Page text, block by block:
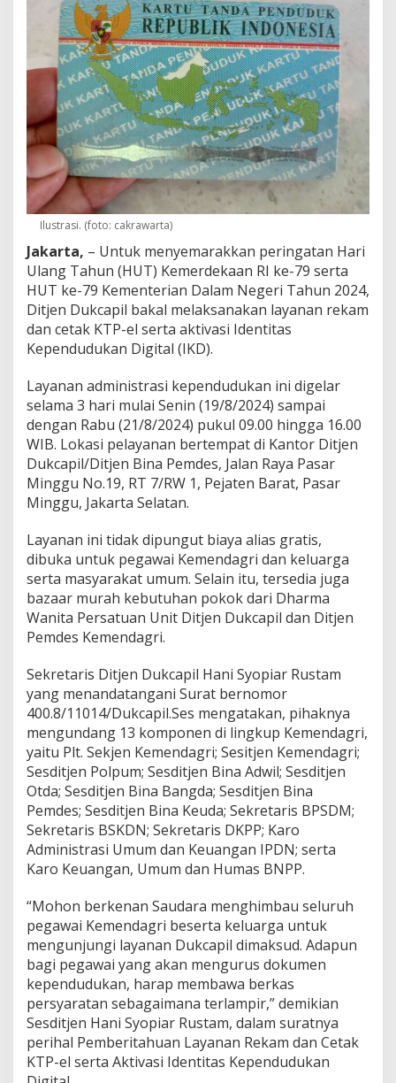
,
K
e
m
e
n
d
a
g
r
i
B
k
a
L
a
y
a
n
a
n
R
k
a
m
C
e
t
a
k
T
P
-
e
l
d
n
k
t
i
v
a
s
i
I
K
D
Ilustrasi. (foto: cakrawarta)
Jakarta, – Untuk menyemarakkan peringatan Hari
Ulang Tahun (HUT) Kemerdekaan RI ke-79 serta
HUT ke-79 Kementerian Dalam Negeri Tahun 2024,
Ditjen Dukcapil bakal melaksanakan layanan rekam
dan cetak KTP-el serta aktivasi Identitas
Kependudukan Digital (IKD).
Layanan administrasi kependudukan ini digelar
selama 3 hari mulai Senin (19/8/2024) sampai
dengan Rabu (21/8/2024) pukul 09.00 hingga 16.00
WIB. Lokasi pelayanan bertempat di Kantor Ditjen
Dukcapil/Ditjen Bina Pemdes, Jalan Raya Pasar
Minggu No.19, RT 7/RW 1, Pejaten Barat, Pasar
Minggu, Jakarta Selatan.
Layanan ini tidak dipungut biaya alias gratis,
dibuka untuk pegawai Kemendagri dan keluarga
serta masyarakat umum. Selain itu, tersedia juga
bazaar murah kebutuhan pokok dari Dharma
Wanita Persatuan Unit Ditjen Dukcapil dan Ditjen
Pemdes Kemendagri.
Sekretaris Ditjen Dukcapil Hani Syopiar Rustam
yang menandatangani Surat bernomor
400.8/11014/Dukcapil.Ses mengatakan, pihaknya
mengundang 13 komponen di lingkup Kemendagri,
yaitu Plt. Sekjen Kemendagri; Sesitjen Kemendagri;
Sesditjen Polpum; Sesditjen Bina Adwil; Sesditjen
Otda; Sesditjen Bina Bangda; Sesditjen Bina
Pemdes; Sesditjen Bina Keuda; Sekretaris BPSDM;
Sekretaris BSKDN; Sekretaris DKPP; Karo
Administrasi Umum dan Keuangan IPDN; serta
Karo Keuangan, Umum dan Humas BNPP.
“Mohon berkenan Saudara menghimbau seluruh
pegawai Kemendagri beserta keluarga untuk
mengunjungi layanan Dukcapil dimaksud. Adapun
bagi pegawai yang akan mengurus dokumen
kependudukan, harap membawa berkas
persyaratan sebagaimana terlampir,” demikian
Sesditjen Hani Syopiar Rustam, dalam suratnya
perihal Pemberitahuan Layanan Rekam dan Cetak
KTP-el serta Aktivasi Identitas Kependudukan